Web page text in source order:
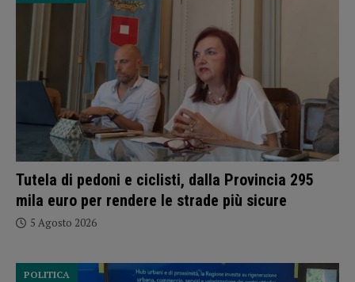
Tutela di pedoni e ciclisti, dalla Provincia 295
mila euro per rendere le strade più sicure
5 Agosto 2026
POLITICA